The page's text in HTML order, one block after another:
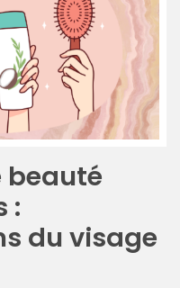
beauté
:
du visage